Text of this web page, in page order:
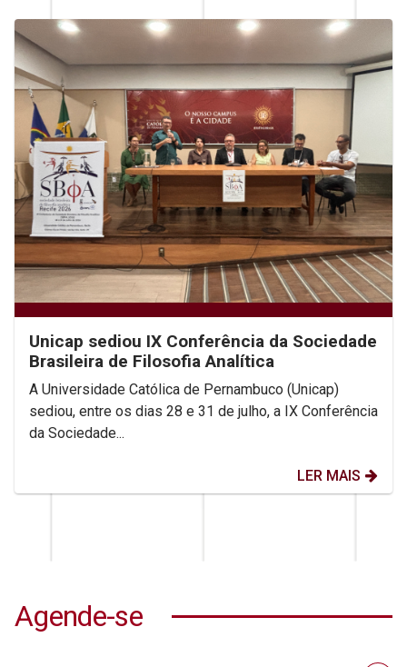
Unicap sediou IX Conferência da Sociedade
Brasileira de Filosofia Analítica
A Universidade Católica de Pernambuco (Unicap)
sediou, entre os dias 28 e 31 de julho, a IX Conferência
da Sociedade...
LER MAIS
Agende-se